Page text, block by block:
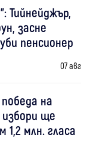
Тийнейджър,
засне
пенсионер
07 авг
на
ще
млн. гласа